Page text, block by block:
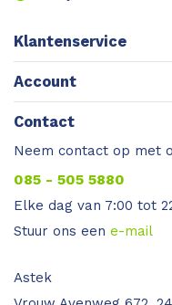
Klantenservice
Account
Contact
Neem contact op met
085 - 505 5880
Elke dag van 7:00 tot
Stuur ons een e-mail
Astek